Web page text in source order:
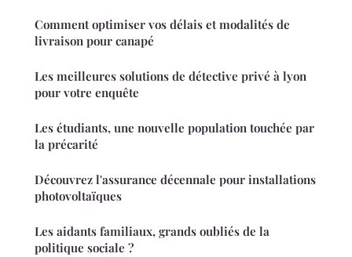
Comment optimiser vos délais et modalités de
livraison pour canapé
Les meilleures solutions de détective privé à lyon
pour votre enquête
Les étudiants, une nouvelle population touchée par
la précarité
Découvrez l'assurance décennale pour installations
photovoltaïques
Les aidants familiaux, grands oubliés de la
politique sociale ?